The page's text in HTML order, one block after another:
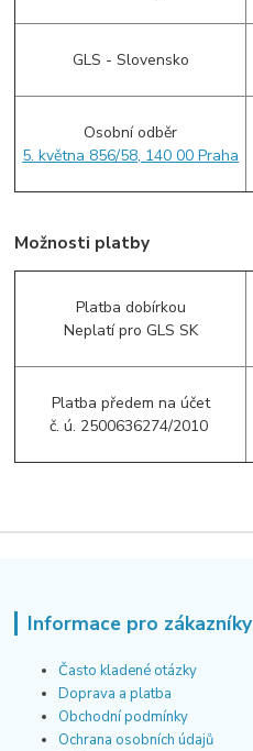
GLS - Slovensko
Osobní odběr
5. května 856/58, 140 00 Praha
Možnosti platby
Platba dobírkou
Neplatí pro GLS SK
Platba předem na účet
č. ú. 2500636274/2010
Informace pro zákazníky
Často kladené otázky
Doprava a platba
Obchodní podmínky
Ochrana osobních údajů